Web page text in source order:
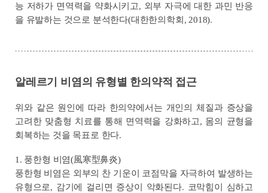
능 저하가 면역력을 약화시키고, 외부 자극에 대한 과민 반응
을 유발하는 것으로 분석한다(대한한의학회, 2018).
알레르기 비염의 유형별 한의약적 접근
위와 같은 원인에 따라 한의약에서는 개인의 체질과 증상을
고려한 맞춤형 치료를 통해 면역력을 강화하고, 몸의 균형을
회복하는 것을 목표로 한다.
1. 풍한형 비염(風寒型鼻炎)
풍한형 비염은 외부의 찬 기운이 코점막을 자극하여 발생하는
유형으로, 감기에 걸리면 증상이 악화된다. 코막힘이 심하고